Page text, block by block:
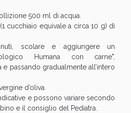
500 ml di acqua.
cucchiaio equivale a circa 10 g) di
scolare e aggiungere un
Humana con carne",
passando gradualmente all’intero
d’oliva.
e possono variare secondo
e il consiglio del Pediatra.
le offerte di Oggi